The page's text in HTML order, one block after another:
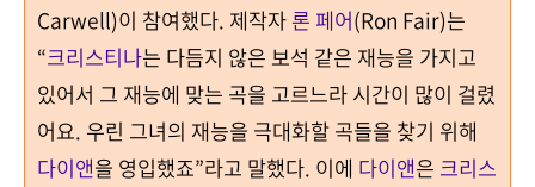
Carwell)이 참여했다. 제작자론 페어(Ron Fair)는
“크리스티나는 다듬지 않은 보석 같은 재능을 가지고
있어서 그 재능에 맞는 곡을 고르느라 시간이 많이 걸렸
어요. 우린 그녀의 재능을 극대화할 곡들을 찾기 위해
다이앤을 영입했죠”라고 말했다. 이에 다이앤은 크리스